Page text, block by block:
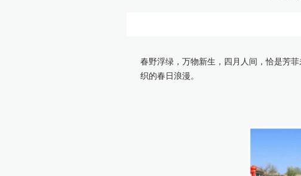
春野浮绿，万物新生，四月人间，恰是芳
织的春日浪漫。